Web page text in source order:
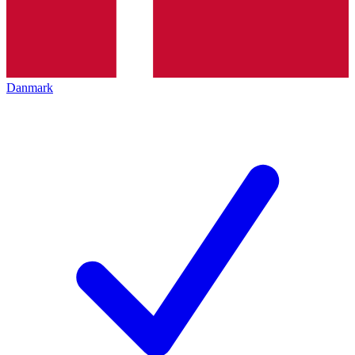
Danmark